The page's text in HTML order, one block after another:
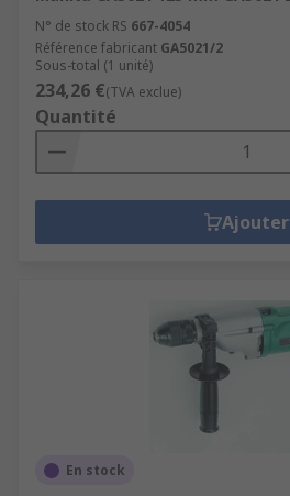
N° de stock RS 667-4054
Référence fabricant GA5021/2
Sous-total (1 unité)
234,26 €(TVA exclue)
Quantité
Ajouter
En stock